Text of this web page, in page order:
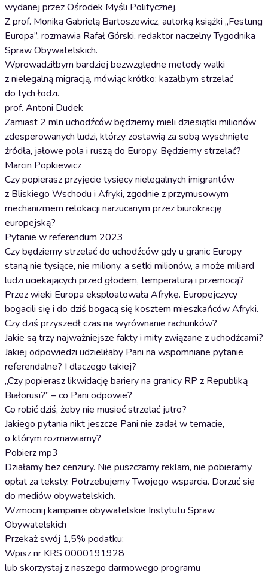
wydanej przez Ośrodek Myśli Politycznej.
Z prof. Moniką Gabrielą Bartoszewicz, autorką książki „Festung
Europa”, rozmawia Rafał Górski, redaktor naczelny Tygodnika
Spraw Obywatelskich.
Wprowadziłbym bardziej bezwzględne metody walki
z nielegalną migracją, mówiąc krótko: kazałbym strzelać
do tych łodzi.
prof. Antoni Dudek
Zamiast 2 mln uchodźców będziemy mieli dziesiątki milionów
zdesperowanych ludzi, którzy zostawią za sobą wyschnięte
źródła, jałowe pola i ruszą do Europy. Będziemy strzelać?
Marcin Popkiewicz
Czy popierasz przyjęcie tysięcy nielegalnych imigrantów
z Bliskiego Wschodu i Afryki, zgodnie z przymusowym
mechanizmem relokacji narzucanym przez biurokrację
europejską?
Pytanie w referendum 2023
Czy będziemy strzelać do uchodźców gdy u granic Europy
staną nie tysiące, nie miliony, a setki milionów, a może miliard
ludzi uciekających przed głodem, temperaturą i przemocą?
Przez wieki Europa eksploatowała Afrykę. Europejczycy
bogacili się i do dziś bogacą się kosztem mieszkańców Afryki.
Czy dziś przyszedł czas na wyrównanie rachunków?
Jakie są trzy najważniejsze fakty i mity związane z uchodźcami?
Jakiej odpowiedzi udzieliłaby Pani na wspomniane pytanie
referendalne? I dlaczego takiej?
„Czy popierasz likwidację bariery na granicy RP z Republiką
Białorusi?” – co Pani odpowie?
Co robić dziś, żeby nie musieć strzelać jutro?
Jakiego pytania nikt jeszcze Pani nie zadał w temacie,
o którym rozmawiamy?
Pobierz mp3
Działamy bez cenzury. Nie puszczamy reklam, nie pobieramy
opłat za teksty. Potrzebujemy Twojego wsparcia. Dorzuć się
do mediów obywatelskich.
Wzmocnij kampanie obywatelskie Instytutu Spraw
Obywatelskich
Przekaż swój 1,5% podatku:
Wpisz nr KRS 0000191928
lub skorzystaj z naszego darmowego programu